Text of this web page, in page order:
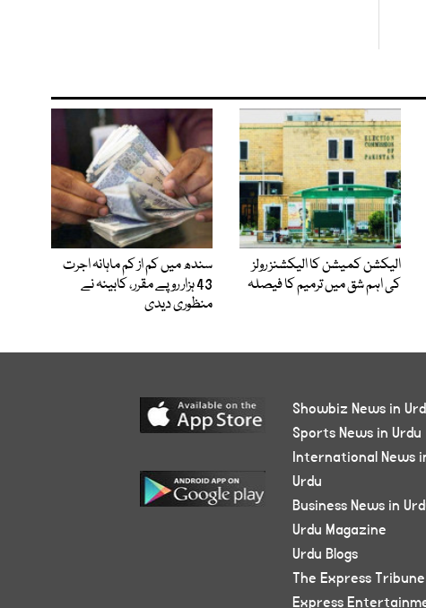
الیکشن کمیشن کا الیکشنز رولز
کی اہم شق میں ترمیم کا فیصلہ
سندھ میں کم از کم ماہانہ اجرت
43 ہزار روپے مقرر، کابینہ نے
منظوری دیدی
Showbiz News in
Sports News in Urdu
International News
Urdu
Business News in
Urdu Magazine
Urdu Blogs
The Express Tribune
Express